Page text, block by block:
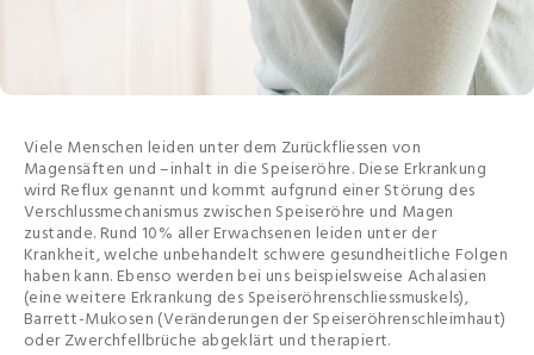
Viele Menschen leiden unter dem Zurückfliessen von
Magensäften und –inhalt in die Speiseröhre. Diese Erkrankung
wird Reflux genannt und kommt aufgrund einer Störung des
Verschlussmechanismus zwischen Speiseröhre und Magen
zustande. Rund 10% aller Erwachsenen leiden unter der
Krankheit, welche unbehandelt schwere gesundheitliche Folgen
haben kann. Ebenso werden bei uns beispielsweise Achalasien
(eine weitere Erkrankung des Speiseröhrenschliessmuskels),
Barrett-Mukosen (Veränderungen der Speiseröhrenschleimhaut)
oder Zwerchfellbrüche abgeklärt und therapiert.